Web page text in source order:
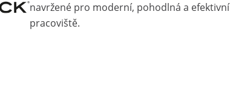
navržené pro moderní, pohodlná a efektivní
pracoviště.